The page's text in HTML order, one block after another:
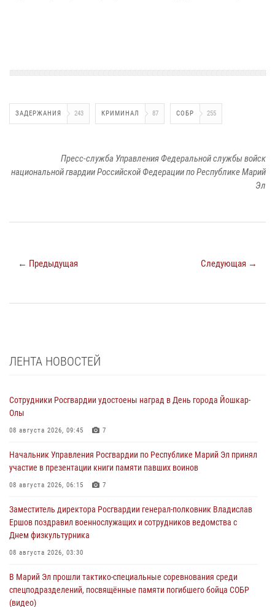
ЗАДЕРЖАНИЯ 243 КРИМИНАЛ 87 СОБР 255
Пресс-служба Управления Федеральной службы войск
национальной гвардии Российской Федерации по Республике Марий
Эл
← Предыдущая Следующая →
ЛЕНТА НОВОСТЕЙ
Сотрудники Росгвардии удостоены наград в День города Йошкар-
Олы
08 августа 2026, 09:45 7
Начальник Управления Росгвардии по Республике Марий Эл принял
участие в презентации книги памяти павших воинов
08 августа 2026, 06:15 7
Заместитель директора Росгвардии генерал-полковник Владислав
Ершов поздравил военнослужащих и сотрудников ведомства с
Днем физкультурника
08 августа 2026, 03:30
В Марий Эл прошли тактико-специальные соревнования среди
спецподразделений, посвящённые памяти погибшего бойца СОБР
(видео)